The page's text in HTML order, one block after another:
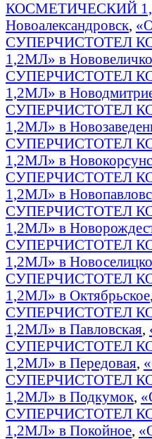
КОСМЕТИЧЕСКИЙ
Новоалександровск,
СУПЕРЧИСТОТЕЛ
1,2МЛ» в
СУПЕРЧИСТОТЕЛ
1,2МЛ» в
СУПЕРЧИСТОТЕЛ
1,2МЛ» в
СУПЕРЧИСТОТЕЛ
1,2МЛ» в
СУПЕРЧИСТОТЕЛ
1,2МЛ» в
СУПЕРЧИСТОТЕЛ
1,2МЛ» в
СУПЕРЧИСТОТЕЛ
1,2МЛ» в
СУПЕРЧИСТОТЕЛ
1,2МЛ» в Октябрьское,
СУПЕРЧИСТОТЕЛ
1,2МЛ» в Павловская,
СУПЕРЧИСТОТЕЛ
1,2МЛ» в Передовая,
СУПЕРЧИСТОТЕЛ
1,2МЛ» в Подкумок,
СУПЕРЧИСТОТЕЛ
1,2МЛ» в Покойное,